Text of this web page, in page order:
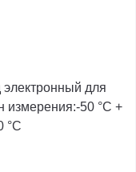
для
измерения:-50 °C +
°C